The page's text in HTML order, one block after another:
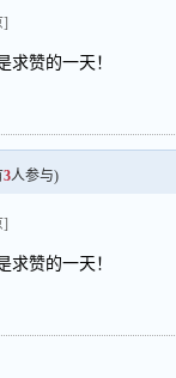
]
求赞的一天！
3人参与)
]
求赞的一天！